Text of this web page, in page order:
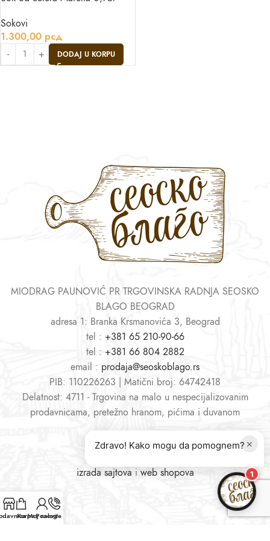
Sokovi
1.300,00 рсд
DODAJ U KORPU
MIODRAG PAUNOVIĆ PR TRGOVINSKA RADNJA SEOSKO
BLAGO BEOGRAD
adresa 1: Branka Krsmanovića 3, Beograd
tel : +381 65 210-90-66
tel : +381 66 804 2882
email : prodaja@seoskoblago.rs
PIB: 110226263 | Matični broj: 64742418
Delatnost: 4711 - Trgovina na malo u nespecijalizovanim
prodavnicama, pretežno hranom, pićima i duvanom
izrada sajtova i web shopova
KorpaMoj nalog
Pozovite nas
×
Zdravo! Kako mogu da pomognem?
1